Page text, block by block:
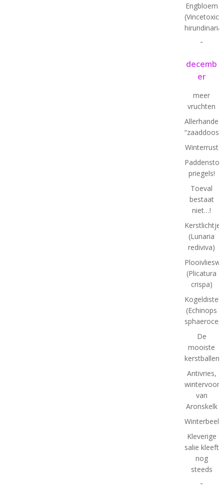
Engbloem
hirundinaria)
-
decemb
er
meer
vruchten
Allerhande
Winterrust
priegels!
Toeval
bestaat
niet…!
Kerstlichtjes
(Lunaria
rediviva)
(Plicatura
crispa)
Kogeldistel
(Echinops
De
mooiste
kerstballen
Antivries,
van
Aronskelk
Kleverige
salie kleeft
nog
steeds
-